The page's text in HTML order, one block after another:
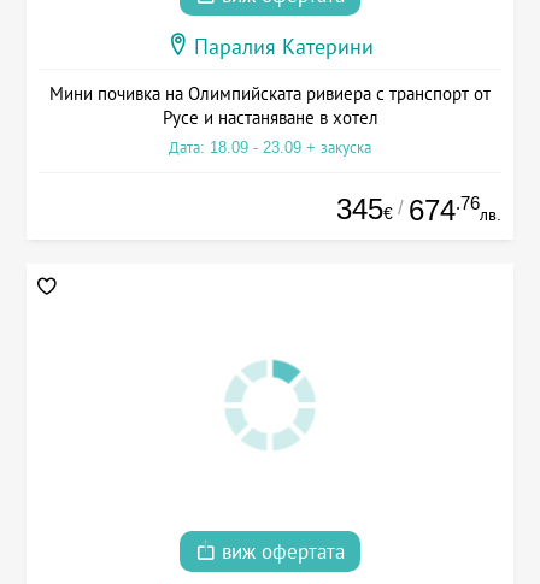
Паралия Катерини
Мини почивка на Олимпийската ривиера с транспорт от
Русе и настаняване в хотел
Дата: 18.09 - 23.09 + закуска
345€ / 674.76
лв.
виж офертата